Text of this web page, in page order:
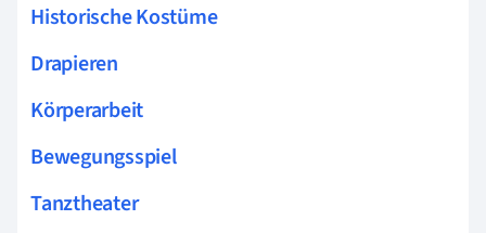
Historische Kostüme
Drapieren
Körperarbeit
Bewegungsspiel
Tanztheater